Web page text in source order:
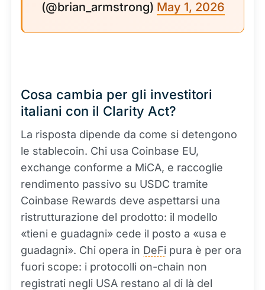
(@brian_armstrong) May 1, 2026
Cosa cambia per gli investitori
italiani con il Clarity Act?
La risposta dipende da come si detengono
le stablecoin. Chi usa Coinbase EU,
exchange conforme a MiCA, e raccoglie
rendimento passivo su USDC tramite
Coinbase Rewards deve aspettarsi una
ristrutturazione del prodotto: il modello
«tieni e guadagni» cede il posto a «usa e
guadagni». Chi opera in DeFi pura è per ora
fuori scope: i protocolli on-chain non
registrati negli USA restano al di là del